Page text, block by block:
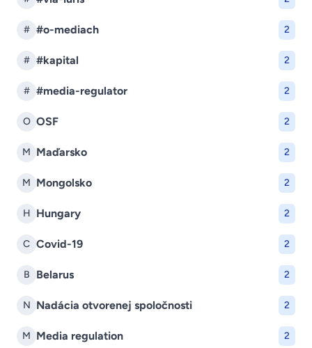
# #o-mediach 2
# #kapital 2
# #media-regulator 2
O OSF 2
M Maďarsko 2
M Mongolsko 2
H Hungary 2
C Covid-19 2
B Belarus 2
N Nadácia otvorenej spoločnosti 2
M Media regulation 2